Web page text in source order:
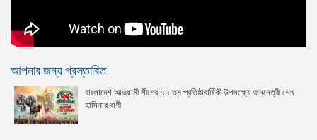
আপনার জন্য প্রস্তাবিত
বাংলাদেশ আওয়ামী লীগের ৭৭ তম প্রতিষ্ঠাবার্ষিকী উপলক্ষ্যে জননেত্রী শেখ
হাসিনার বাণী